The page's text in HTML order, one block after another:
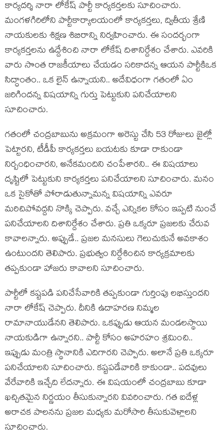
కార్య‌ద‌ర్శి నారా లోకేష్ పార్టీ కార్య‌క‌ర్త‌ల‌కు సూచించారు.
మంగ‌ళ‌గిరిలోని పార్టీకార్యాల‌యంలో కార్య‌క‌ర్త‌లు, ద్వితీయ శ్రేణి
నాయ‌కుల‌కు శిక్ష‌ణ శిబిరాన్ని నిర్వ‌హించారు. ఈ సంద‌ర్భంగా
కార్య‌క‌ర్త‌ల‌ను ఉద్దేశించి నారా లోకేష్ దిశానిర్దేశం చేశారు. ఎవ‌రికి
వారు సొంత రాజ‌కీయాలు చేయ‌డం స‌రికాద‌న్న ఆయ‌న పార్టీకిఒక
సిద్ధాంతం.. ఒక లైన్ ఉన్నాయ‌ని.. అదేవిధంగా గ‌తంలో ఏం
జ‌రిగింద‌న్న విష‌యాన్ని గుర్తు పెట్టుకుని ప‌నిచేయాల‌ని
సూచించారు.
గ‌తంలో చంద్ర‌బాబును అక్ర‌మంగా అరెస్టు చేసి 53 రోజులు జైల్లో
పెట్టార‌ని, టీడీపీ కార్య‌క‌ర్త‌లు బ‌య‌ట‌కు కూడా రాకుండా
నిర్బంధించార‌ని, అనేక‌మందిని చంపేశార‌ని.. ఈ విష‌యాలు
దృష్టిలో పెట్టుకుని కార్య‌కర్త‌లు ప‌నిచేయాల‌ని సూచించారు. మ‌నం
ఒక సైకోతో పోరాడుతున్నామ‌న్న విష‌యాన్ని ఎవ‌రూ
మ‌రిచిపోవ‌ద్ద‌ని నొక్కి చెప్పారు. వ‌చ్చే ఎన్నిక‌ల కోసం ఇప్ప‌టి నుంచే
ప‌నిచేయాల‌ని దిశానిర్దేశం చేశారు. ప్ర‌తి ఒక్క‌రూ ప్ర‌జ‌ల‌కు చేరువ
కావాల‌న్నారు. అప్పుడే.. ప్ర‌జ‌ల మ‌న‌సులు గెలుచుకునే అవ‌కాశం
ఉంటుంద‌ని తెలిపారు. ప్ర‌భుత్వం నిర్దేశించిన కార్య‌క్ర‌మాల‌కు
త‌ప్ప‌కుండా హాజ‌రు కావాల‌ని సూచించారు.
పార్టీలో క‌ష్ట‌ప‌డి ప‌నిచేసేవారికి త‌ప్ప‌కుండా గుర్తింపు ల‌భిస్తుంద‌ని
నారా లోకేష్ చెప్పారు. దీనికి ఉదాహ‌ర‌ణ నిమ్మ‌ల
రామానాయుడేన‌ని తెలిపారు. ఒక‌ప్పుడు ఆయ‌న మండ‌ల‌స్థాయి
నాయ‌కుడిగా ఉన్నార‌ని.. పార్టీ కోసం అహ‌ర‌హం శ్ర‌మించి..
ఇప్పుడు మంత్రి స్థానానికి ఎదిగార‌ని చెప్పారు. అలానే ప్ర‌తి ఒక్క‌రూ
ప‌నిచేయాల‌ని సూచించారు. క‌ష్ట‌ప‌డేవారికి కాకుండా.. ప‌ద‌వులు
వేరేవారికి ఇచ్చేది లేద‌న్నారు. ఈ విష‌యంలో చంద్ర‌బాబు కూడా
ఖ‌చ్చిత‌మైన నిర్ణ‌యం తీసుకున్నార‌ని వివ‌రించారు. గ‌త ఐదేళ్ల
అరాచ‌క పాల‌న‌ను ప్ర‌జ‌ల మ‌ధ్య‌కు మ‌రోసారి తీసుకువెళ్లాల‌ని
సూచించారు.